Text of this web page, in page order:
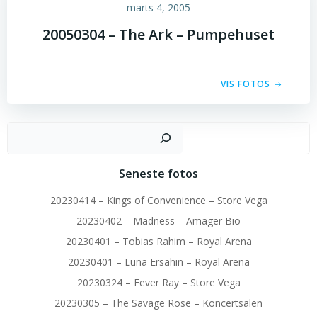
marts 4, 2005
20050304 – The Ark – Pumpehuset
VIS FOTOS
Seneste fotos
20230414 – Kings of Convenience – Store Vega
20230402 – Madness – Amager Bio
20230401 – Tobias Rahim – Royal Arena
20230401 – Luna Ersahin – Royal Arena
20230324 – Fever Ray – Store Vega
20230305 – The Savage Rose – Koncertsalen